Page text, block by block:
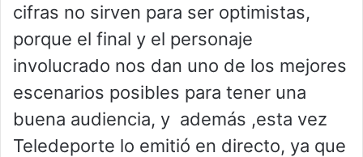
cifras no sirven para ser optimistas,
porque el final y el personaje
involucrado nos dan uno de los mejores
escenarios posibles para tener una
buena audiencia, y además ,esta vez
Teledeporte lo emitió en directo, ya que